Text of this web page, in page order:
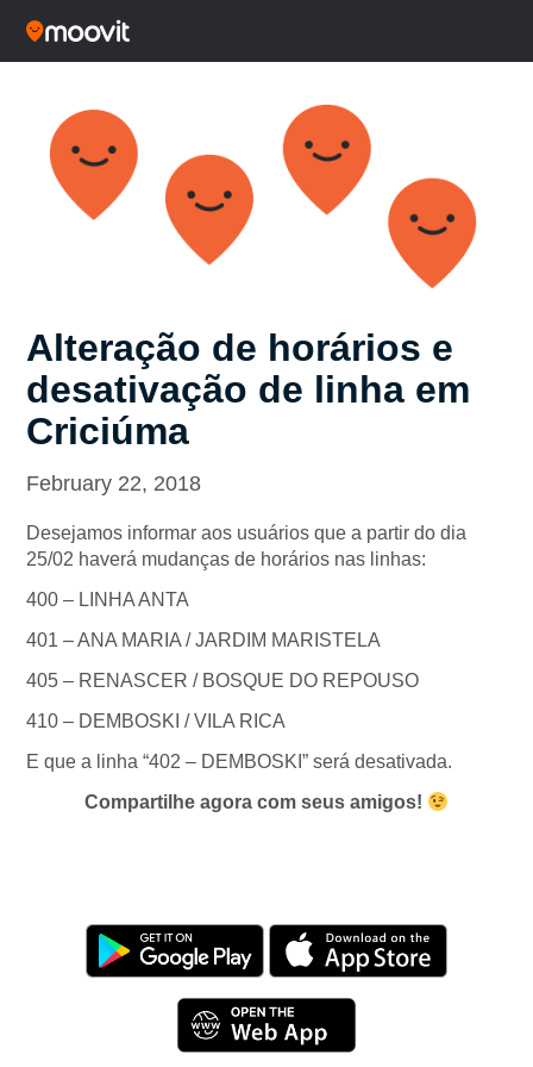
Alteração de horários e
desativação de linha em
Criciúma
February 22, 2018
Desejamos informar aos usuários que a partir do dia
25/02 haverá mudanças de horários nas linhas:
400 – LINHA ANTA
401 – ANA MARIA / JARDIM MARISTELA
405 – RENASCER / BOSQUE DO REPOUSO
410 – DEMBOSKI / VILA RICA
E que a linha “402 – DEMBOSKI” será desativada.
Compartilhe agora com seus amigos!